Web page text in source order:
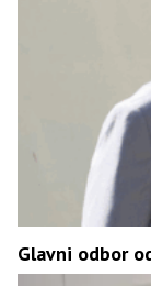
Glavni odbor